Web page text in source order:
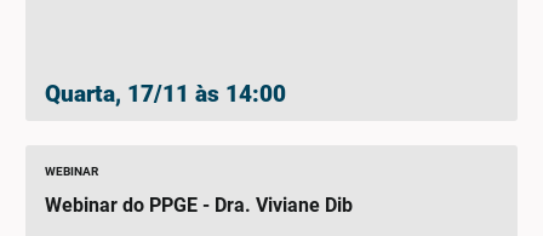
Quarta, 17/11 às 14:00
WEBINAR
Webinar do PPGE - Dra. Viviane Dib